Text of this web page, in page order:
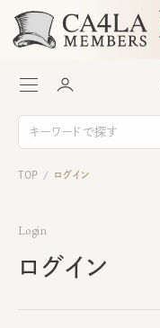
TOP / ログイン
Login
ログイン